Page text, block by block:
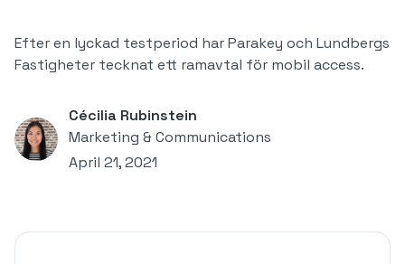
Efter en lyckad testperiod har Parakey och Lundbergs
Fastigheter tecknat ett ramavtal för mobil access.
Cécilia Rubinstein
Marketing & Communications
April 21, 2021